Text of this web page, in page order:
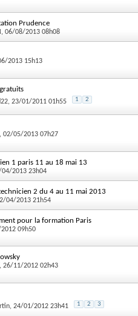
Prudence
, 06/08/2013 08h08
2013 15h13
, 23/01/2011 01h55 1 2
, 02/05/2013 07h27
1 paris 11 au 18 mai 13
04/2013 23h04
2 du 4 au 11 mai 2013
04/2013 21h54
pour la formation Paris
09h50
, 26/11/2012 02h43
, 24/01/2012 23h41 1 2 3